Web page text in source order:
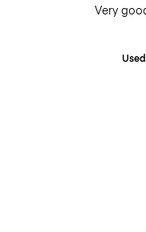
Very